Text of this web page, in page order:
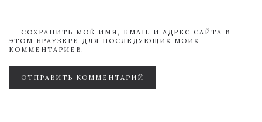
СОХРАНИТЬ МОЁ ИМЯ, EMAIL И АДРЕС САЙТА В
ЭТОМ БРАУЗЕРЕ ДЛЯ ПОСЛЕДУЮЩИХ МОИХ
КОММЕНТАРИЕВ.
ОТПРАВИТЬ КОММЕНТАРИЙ